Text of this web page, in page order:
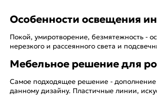
Особенности освещения
Покой, умиротворение, безмятежность -
нерезкого и рассеянного света и
Мебельное решение для
Самое подходящее решение -
данному дизайну. Пластичные линии,